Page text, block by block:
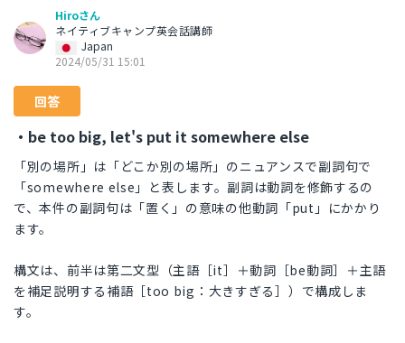
Hiroさん
ネイティブキャンプ英会話講師
Japan
2024/05/31 15:01
回答
・be too big, let's put it somewhere else
「別の場所」は「どこか別の場所」のニュアンスで副詞句で
「somewhere else」と表します。副詞は動詞を修飾するの
で、本件の副詞句は「置く」の意味の他動詞「put」にかかり
ます。
構文は、前半は第二文型（主語［it］＋動詞［be動詞］＋主語
を補足説明する補語［too big：大きすぎる］）で構成しま
す。